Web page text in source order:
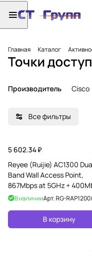
Главная Каталог
Точки
Производитель Cisco
Все фильтры
5 602.34 ₽
Reyee (Ruijie) AC1300
Band Wall Access Point,
867Mbps at 5GHz +
at 2.4GHz, 2 10/100base-t
В наличииАрт.RG-
В корзину